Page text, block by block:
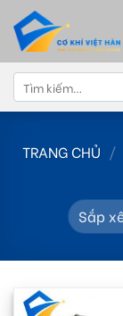
content
Tìm
kiếm:
TRANG CHỦ /